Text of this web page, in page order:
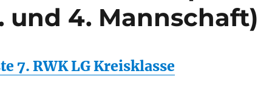
und 4. Mannschaft)
7. RWK LG Kreisklasse